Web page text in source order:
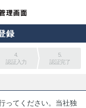
録
4.
認証入力
5.
認証完了
ってください。当社独